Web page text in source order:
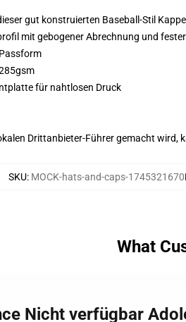
gut konstruierten Baseball-Stil Kappe
mit gebogener Abrechnung und
für nahtlosen Druck
Drittanbieter-Führer gemacht wird,
SKU: MOCK-hats-and-caps-1745321670
What
Nicht verfügbar